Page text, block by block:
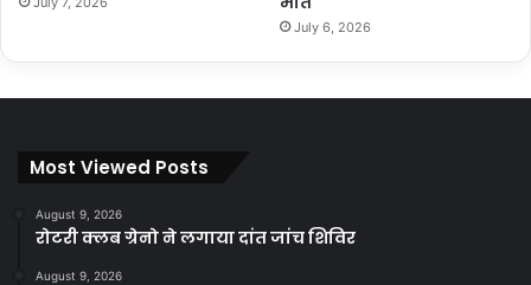
July 6, 2026
Most Viewed Posts
August 9, 2026
रोटरी क्लब ग्रेनो ने लगाया दांत जांच शिविर
August 9, 2026